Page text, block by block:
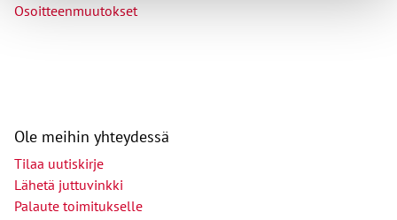
Osoitteenmuutokset
Ole meihin yhteydessä
Tilaa uutiskirje
Lähetä juttuvinkki
Palaute toimitukselle